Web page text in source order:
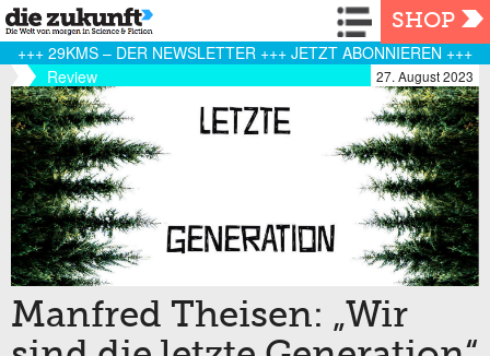
Navigation
SHOP
+++ 29KMS – DER NEWSLETTER +++ JETZT ABONNIEREN +++
Review
27. August 2023
Manfred Theisen: „Wir